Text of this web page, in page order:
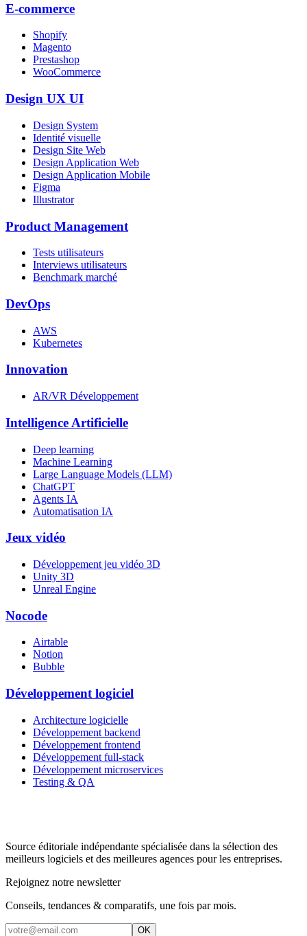
E-commerce
Shopify
Magento
Prestashop
WooCommerce
Design UX UI
Design System
Identité visuelle
Design Site Web
Design Application Web
Design Application Mobile
Figma
Illustrator
Product Management
Tests utilisateurs
Interviews utilisateurs
Benchmark marché
DevOps
AWS
Kubernetes
Innovation
AR/VR Développement
Intelligence Artificielle
Deep learning
Machine Learning
Large Language Models (LLM)
ChatGPT
Agents IA
Automatisation IA
Jeux vidéo
Développement jeu vidéo 3D
Unity 3D
Unreal Engine
Nocode
Airtable
Notion
Bubble
Développement logiciel
Architecture logicielle
Développement backend
Développement frontend
Développement full-stack
Développement microservices
Testing & QA
Source éditoriale indépendante spécialisée dans la sélection des
meilleurs logiciels et des meilleures agences pour les entreprises.
Rejoignez notre newsletter
Conseils, tendances & comparatifs, une fois par mois.
OK